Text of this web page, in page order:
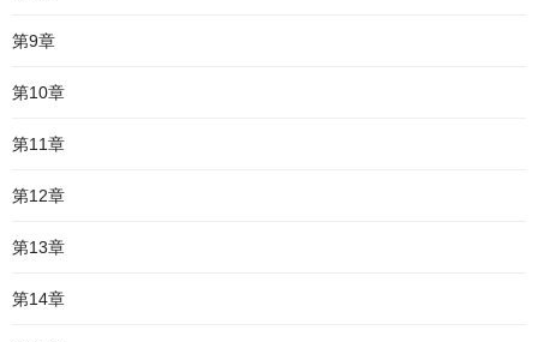
第9章
第10章
第11章
第12章
第13章
第14章